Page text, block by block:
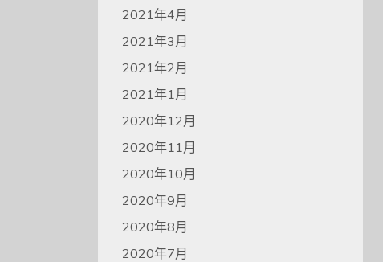
2021年4月
2021年3月
2021年2月
2021年1月
2020年12月
2020年11月
2020年10月
2020年9月
2020年8月
2020年7月